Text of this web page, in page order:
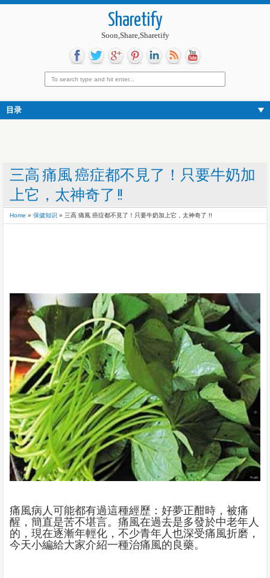
Sharetify
Soon,Share,Sharetify
目录
三高 痛風 癌症都不見了！只要牛奶加
上它，太神奇了 !!
Home » 保健知识 » 三高 痛風 癌症都不見了！只要牛奶加上它，太神奇了 !!
痛風病人可能都有過這種經歷：好夢正酣時，被痛
醒，簡直是苦不堪言。痛風在過去是多發於中老年人
的，現在逐漸年輕化，不少青年人也深受痛風折磨，
今天小編給大家介紹一種治痛風的良藥。